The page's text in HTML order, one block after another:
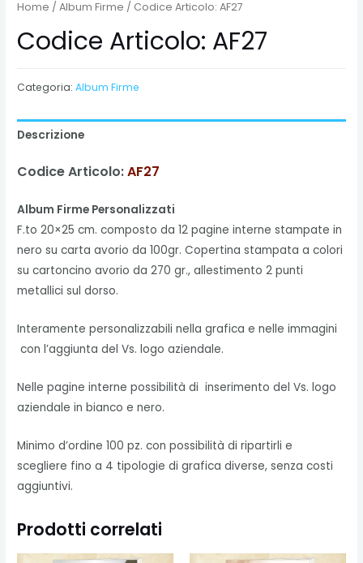
Home /Album Firme / Codice Articolo: AF27
Codice Articolo: AF27
Categoria:Album Firme
Descrizione
Codice Articolo:AF27
Album Firme Personalizzati
F.to 20×25 cm. composto da 12 pagine interne stampate in
nero su carta avorio da 100gr. Copertina stampata a colori
su cartoncino avorio da 270 gr., allestimento 2 punti
metallici sul dorso.
Interamente personalizzabili nella grafica e nelle immagini
con l’aggiunta del Vs. logo aziendale.
Nelle pagine interne possibilità di inserimento del Vs. logo
aziendale in bianco e nero.
Minimo d’ordine 100 pz. con possibilità di ripartirli e
scegliere fino a 4 tipologie di grafica diverse, senza costi
aggiuntivi.
Prodotti correlati